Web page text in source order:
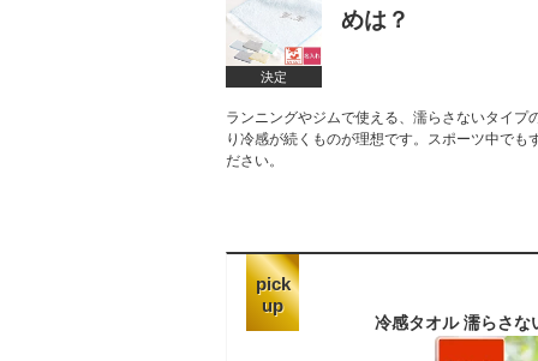
決定
めは？
ランニングやジムで使える、濡らさないタイ
り冷感が続くものが理想です。スポーツ中で
ださい。
pick
up